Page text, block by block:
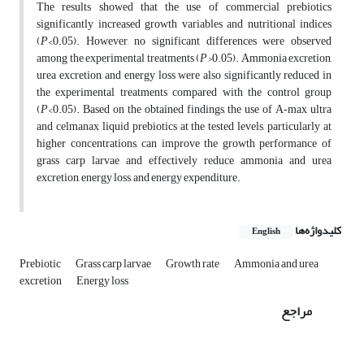
The results showed that the use of commercial prebiotics
significantly increased growth variables and nutritional indices
(P<0.05). However, no significant differences were observed
among the experimental treatments (P>0.05). Ammonia excretion,
urea excretion, and energy loss were also significantly reduced in
the experimental treatments compared with the control group
(P<0.05). Based on the obtained findings, the use of A‑max ultra
and celmanax liquid prebiotics at the tested levels, particularly at
higher concentrations, can improve the growth performance of
grass carp larvae and effectively reduce ammonia and urea
excretion, energy loss, and energy expenditure.
کلیدواژه‌ها English
Prebiotic Grass carp larvae Growth rate Ammonia and urea
excretion Energy loss
مراجع